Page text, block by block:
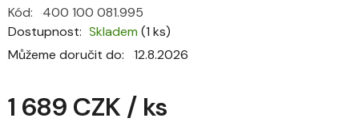
Dostupnost Skladem (1 ks)
Můžeme doručit do:
12.8.2026
Kód: 400 100 081.995
1 689 CZK / ks